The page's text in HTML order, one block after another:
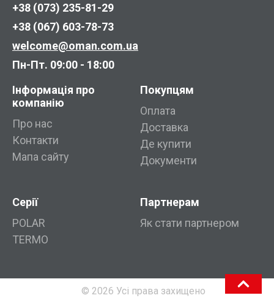
+38 (073) 235-81-29
+38 (067) 603-78-73
welcome@oman.com.ua
Пн-Пт. 09:00 - 18:00
Інформація про
компанію
Про нас
Контакти
Мапа сайту
Покупцям
Оплата
Доставка
Де купити
Документи
Серії
POLAR
TERMO
Партнерам
Як стати партнером
© 2026 Усі права захищено